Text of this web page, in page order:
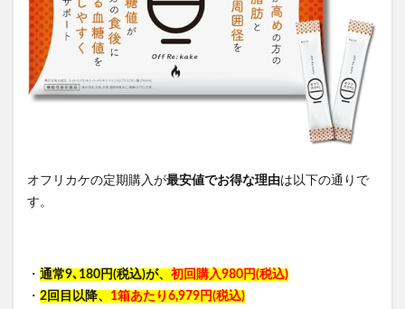
オフリカケの定期購入が最安値でお得な理由は以下の通りで
す。
・ 通常9､180円(税込)が、 初回購入980円(税込)
・ 2回目以降、 1箱あたり6,979円(税込)